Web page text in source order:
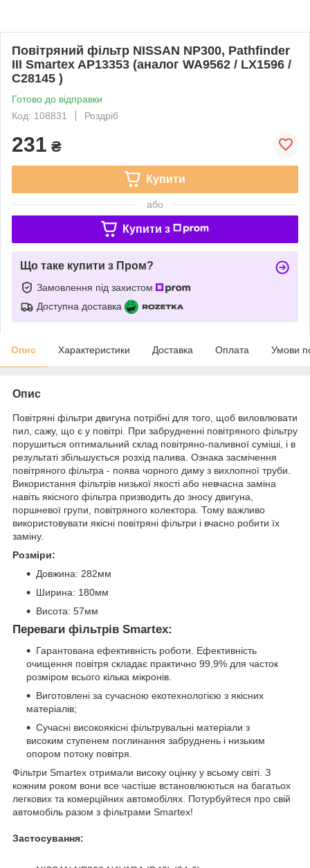
Повітряний фільтр NISSAN NP300, Pathfinder
III Smartex AP13353 (аналог WA9562 / LX1596 /
C28145 )
Готово до відправки
Код: 108831
Роздріб
231 ₴
Купити
або
Купити з
Що таке купити з Пром?
Замовлення під захистом
Доступна доставка
Опис Характеристики Доставка Оплата Умови
Опис
Повітряні фільтри двигуна потрібні для того, щоб виловлювати
пил, сажу, що є у повітрі. При забрудненні повітряного фільтру
порушиться оптимальний склад повітряно-паливної суміші, і в
результаті збільшується розхід палива. Ознака засмічення
повітряного фільтра - поява чорного диму з вихлопної труби.
Використання фільтрів низької якості або невчасна заміна
навіть якісного фільтра призводить до зносу двигуна,
поршневої групи, повітряного колектора. Тому важливо
використовувати якісні повітряні фільтри і вчасно робити їх
заміну.
Розміри:
Довжина: 282мм
Ширина: 180мм
Висота: 57мм
Переваги фільтрів Smartex:
Гарантована ефективність роботи. Ефективність
очищення повітря складає практично 99,9% для часток
розміром всього кілька мікронів.
Виготовлені за сучасною екотехнологією з якісних
матеріалів;
Сучасні високоякісні фільтрувальні матеріали з
високим ступенем поглинання забруднень і низьким
опором потоку повітря.
Фільтри Smartex отримали високу оцінку у всьому світі. З
кожним роком вони все частіше встановлюються на багатьох
легкових та комерційних автомобілях. Потурбуйтеся про свій
автомобіль разом з фільтрами Smartex!
Застосування: